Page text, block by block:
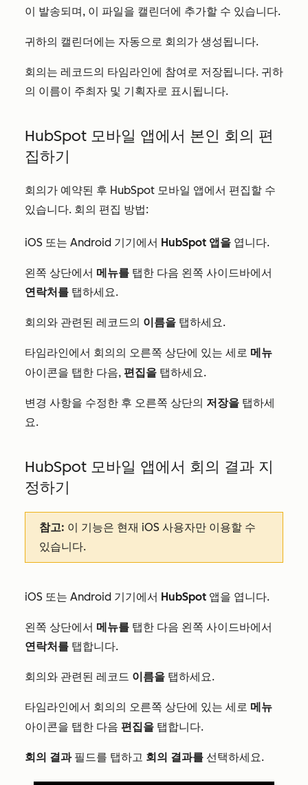
이 발송되며, 이 파일을 캘린더에 추가할 수 있습니다.
귀하의 캘린더에는 자동으로 회의가 생성됩니다.
회의는 레코드의 타임라인에 참여로 저장됩니다. 귀하
의 이름이 주최자 및 기획자로 표시됩니다.
HubSpot 모바일 앱에서 본인 회의 편
집하기
회의가 예약된 후 HubSpot 모바일 앱에서 편집할 수
있습니다. 회의 편집 방법:
iOS 또는 Android 기기에서 HubSpot 앱을 엽니다.
왼쪽 상단에서 메뉴를 탭한 다음 왼쪽 사이드바에서
연락처를 탭하세요.
회의와 관련된 레코드의 이름을 탭하세요.
타임라인에서 회의의 오른쪽 상단에 있는 세로 메뉴
아이콘을 탭한 다음, 편집을 탭하세요.
변경 사항을 수정한 후 오른쪽 상단의 저장을 탭하세
요.
HubSpot 모바일 앱에서 회의 결과 지
정하기
참고: 이 기능은 현재 iOS 사용자만 이용할 수
있습니다.
iOS 또는 Android 기기에서 HubSpot 앱을 엽니다.
왼쪽 상단에서 메뉴를 탭한 다음 왼쪽 사이드바에서
연락처를 탭합니다.
회의와 관련된 레코드 이름을 탭하세요.
타임라인에서 회의의 오른쪽 상단에 있는 세로 메뉴
아이콘을 탭한 다음 편집을 탭합니다.
회의 결과필드를 탭하고 회의 결과를 선택하세요.